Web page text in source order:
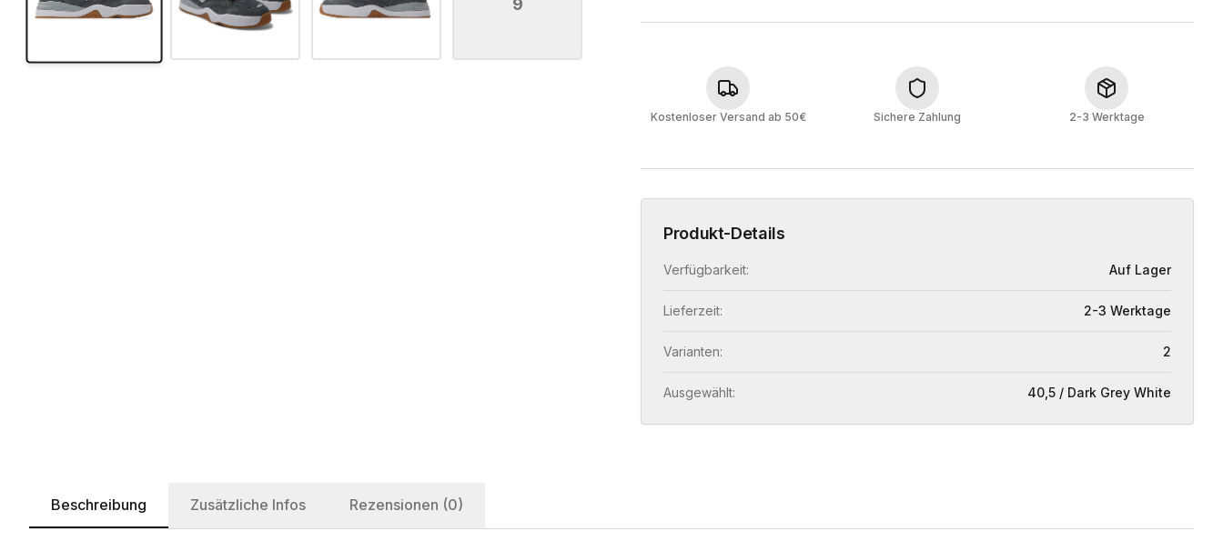
Kostenloser Versand ab 50€ Sichere Zahlung 2-3 Werktage
Produkt-Details
Verfügbarkeit: Auf Lager
Lieferzeit: 2-3 Werktage
Varianten: 2
Ausgewählt: 40,5 / Dark Grey White
Beschreibung Zusätzliche Infos Rezensionen (0)